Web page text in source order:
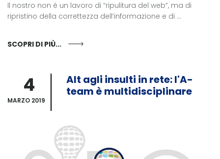
Il nostro non è un lavoro di “ripulitura del web”, ma di
ripristino della correttezza dell’informazione e di ...
SCOPRI DI PIÙ...
4
MARZO 2019
Alt agli insulti in rete: l'A-
team è multidisciplinare